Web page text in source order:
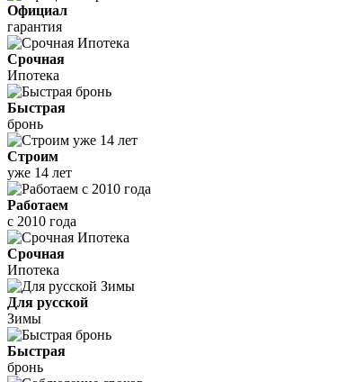
Официал
гарантия
Срочная
Ипотека
Быстрая
бронь
Строим
уже 14 лет
Работаем
с 2010 года
Срочная
Ипотека
Для русской
Зимы
Быстрая
бронь